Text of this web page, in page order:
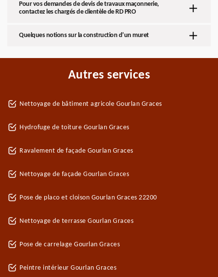
Pour vos demandes de devis de travaux maçonnerie,
contactez les chargés de clientèle de RD PRO
Quelques notions sur la construction d’un muret
Autres services
Nettoyage de bâtiment agricole Gourlan Graces
Hydrofuge de toiture Gourlan Graces
Ravalement de façade Gourlan Graces
Nettoyage de façade Gourlan Graces
Pose de placo et cloison Gourlan Graces 22200
Nettoyage de terrasse Gourlan Graces
Pose de carrelage Gourlan Graces
Peintre intérieur Gourlan Graces